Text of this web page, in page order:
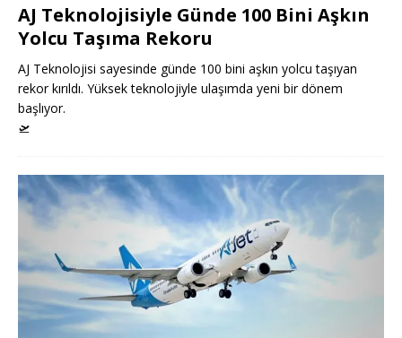
AJ Teknolojisiyle Günde 100 Bini Aşkın
Yolcu Taşıma Rekoru
AJ Teknolojisi sayesinde günde 100 bini aşkın yolcu taşıyan
rekor kırıldı. Yüksek teknolojiyle ulaşımda yeni bir dönem
başlıyor.
🛫